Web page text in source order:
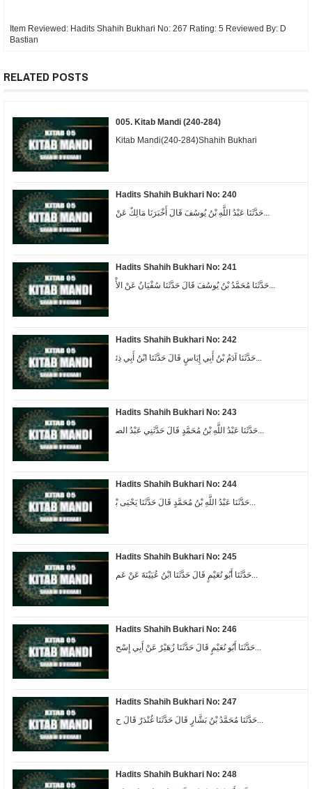
Item Reviewed: Hadits Shahih Bukhari No: 267 Rating: 5 Reviewed By: D
Bastian
RELATED POSTS
005. Kitab Mandi (240-284)
Kitab Mandi(240-284)Shahih Bukhari
Hadits Shahih Bukhari No: 240
ﺣَﺪَّﺛَﻨَﺎ ﻋَﺒْﺪُ ﺍﻟﻠَّﻪِ ﺑْﻦُ ﻳُﻮﺳُﻒَ ﻗَﺎﻝَ ﺃَﺧْﺒَﺮَﻧَﺎ ﻣَﺎﻟِﻚٌ ﻋَﻦْ...
Hadits Shahih Bukhari No: 241
ﺣَﺪَّﺛَﻨَﺎ ﻣُﺤَﻤَّﺪُ ﺑْﻦُ ﻳُﻮﺳُﻒَ ﻗَﺎﻝَ ﺣَﺪَّﺛَﻨَﺎ ﺳُﻔْﻴَﺎﻥُ ﻋَﻦْ ﺍﻷْ...
Hadits Shahih Bukhari No: 242
Hadits Shahih Bukhari No: 243
Hadits Shahih Bukhari No: 244
ﺣَﺪَّﺛَﻨَﺎ ﻋَﺒْﺪُ ﺍﻟﻠَّﻪِ ﺑْﻦُ ﻣُﺤَﻤَّﺪٍ ﻗَﺎﻝَ ﺣَﺪَّﺛَﻨَﺎ ﻳَﺤْﻴَﻰ ﺑْ...
Hadits Shahih Bukhari No: 245
حَدَّثَنَا أَبُو نُعَيْمٍ قَالَ حَدَّثَنَا ابْنُ عُيَيْنَةَ عَنْ عَم...
Hadits Shahih Bukhari No: 246
حَدَّثَنَا أَبُو نُعَيْمٍ قَالَ حَدَّثَنَا زُهَيْرٌ عَنْ أَبِي إِسْح...
Hadits Shahih Bukhari No: 247
حَدَّثَنَا مُحَمَّدُ بْنُ بَشَّارٍ قَالَ حَدَّثَنَا غُنْدَرٌ قَالَ ح...
Hadits Shahih Bukhari No: 248